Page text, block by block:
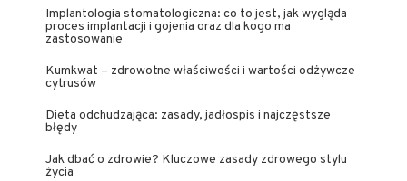
Implantologia stomatologiczna: co to jest, jak wygląda
proces implantacji i gojenia oraz dla kogo ma
zastosowanie
Kumkwat – zdrowotne właściwości i wartości odżywcze
cytrusów
Dieta odchudzająca: zasady, jadłospis i najczęstsze
błędy
Jak dbać o zdrowie? Kluczowe zasady zdrowego stylu
życia